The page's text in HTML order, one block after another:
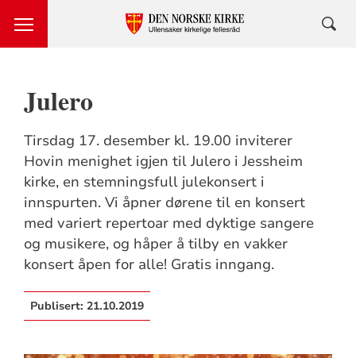
Julero
Tirsdag 17. desember kl. 19.00 inviterer
Hovin menighet igjen til Julero i Jessheim
kirke, en stemningsfull julekonsert i
innspurten. Vi åpner dørene til en konsert
med variert repertoar med dyktige sangere
og musikere, og håper å tilby en vakker
konsert åpen for alle! Gratis inngang.
Publisert: 21.10.2019